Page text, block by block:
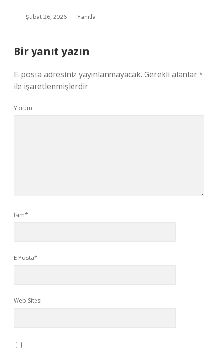
Şubat 26, 2026 Yanıtla
Bir yanıt yazın
E-posta adresiniz yayınlanmayacak. Gerekli alanlar*
ile işaretlenmişlerdir
Yorum
İsim*
E-Posta*
Web Sitesi